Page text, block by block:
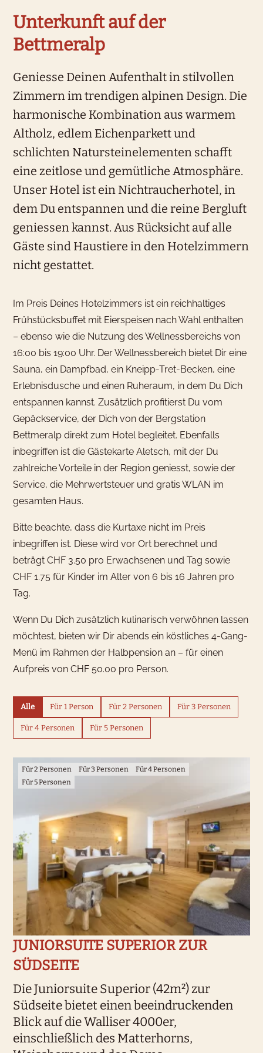
Unterkunft auf der
Bettmeralp
Geniesse Deinen Aufenthalt in stilvollen
Zimmern im trendigen alpinen Design. Die
harmonische Kombination aus warmem
Altholz, edlem Eichenparkett und
schlichten Naturstein­elementen schafft
eine zeitlose und gemütliche Atmosphäre.
Unser Hotel ist ein Nichtraucher­hotel, in
dem Du entspannen und die reine Bergluft
geniessen kannst. Aus Rücksicht auf alle
Gäste sind Haustiere in den Hotelzimmern
nicht gestattet.
Im Preis Deines Hotelzimmers ist ein reichhaltiges
Frühstücksbuffet mit Eierspeisen nach Wahl enthalten
– ebenso wie die Nutzung des Wellnessbereichs von
16:00 bis 19:00 Uhr. Der Wellnessbereich bietet Dir eine
Sauna, ein Dampfbad, ein Kneipp-Tret-Becken, eine
Erlebnisdusche und einen Ruheraum, in dem Du Dich
entspannen kannst. Zusätzlich profitierst Du vom
Gepäckservice, der Dich von der Bergstation
Bettmeralp direkt zum Hotel begleitet. Ebenfalls
inbegriffen ist die Gästekarte Aletsch, mit der Du
zahlreiche Vorteile in der Region geniesst, sowie der
Service, die Mehrwertsteuer und gratis WLAN im
gesamten Haus.
Bitte beachte, dass die Kurtaxe nicht im Preis
inbegriffen ist. Diese wird vor Ort berechnet und
beträgt CHF 3.50 pro Erwachsenen und Tag sowie
CHF 1.75 für Kinder im Alter von 6 bis 16 Jahren pro
Tag.
Wenn Du Dich zusätzlich kulinarisch verwöhnen lassen
möchtest, bieten wir Dir abends ein köstliches 4-Gang-
Menü im Rahmen der Halbpension an – für einen
Aufpreis von CHF 50.00 pro Person.
Alle Für 1 Person Für 2 Personen Für 3 Personen
Für 4 Personen Für 5 Personen
Für 2 Personen Für 3 Personen
Für 4 Personen
Für 5 Personen
JUNIORSUITE SUPERIOR ZUR
SÜDSEITE
Die Juniorsuite Superior (42m²) zur
Südseite bietet einen beeindruckenden
Blick auf die Walliser 4000er,
einschließlich des Matterhorns,